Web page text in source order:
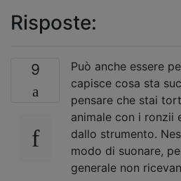
Risposte:
9
Può anche essere
capisce cosa sta
pensare che stai
animale con i ronzii
dallo strumento.
modo di suonare,
generale non